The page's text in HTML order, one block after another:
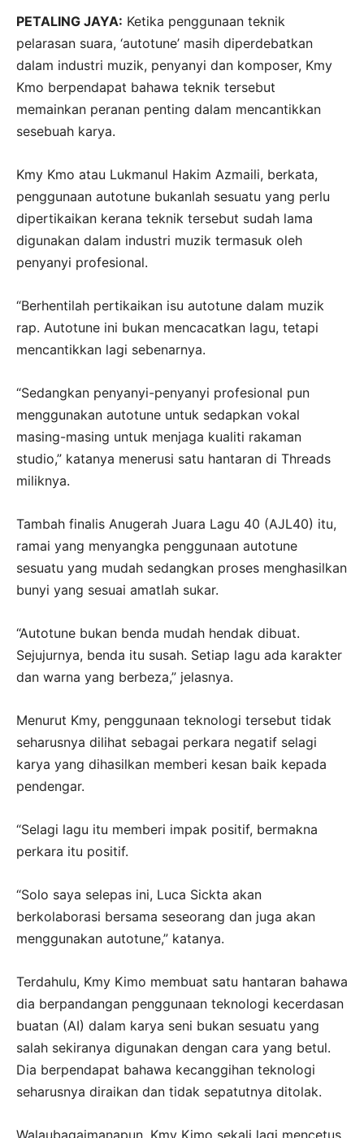
PETALING JAYA: Ketika penggunaan teknik
pelarasan suara, ‘autotune’ masih diperdebatkan
dalam industri muzik, penyanyi dan komposer, Kmy
Kmo berpendapat bahawa teknik tersebut
memainkan peranan penting dalam mencantikkan
sesebuah karya.
Kmy Kmo atau Lukmanul Hakim Azmaili, berkata,
penggunaan autotune bukanlah sesuatu yang perlu
dipertikaikan kerana teknik tersebut sudah lama
digunakan dalam industri muzik termasuk oleh
penyanyi profesional.
“Berhentilah pertikaikan isu autotune dalam muzik
rap. Autotune ini bukan mencacatkan lagu, tetapi
mencantikkan lagi sebenarnya.
“Sedangkan penyanyi-penyanyi profesional pun
menggunakan autotune untuk sedapkan vokal
masing-masing untuk menjaga kualiti rakaman
studio,” katanya menerusi satu hantaran di Threads
miliknya.
Tambah finalis Anugerah Juara Lagu 40 (AJL40) itu,
ramai yang menyangka penggunaan autotune
sesuatu yang mudah sedangkan proses menghasilkan
bunyi yang sesuai amatlah sukar.
“Autotune bukan benda mudah hendak dibuat.
Sejujurnya, benda itu susah. Setiap lagu ada karakter
dan warna yang berbeza,” jelasnya.
Menurut Kmy, penggunaan teknologi tersebut tidak
seharusnya dilihat sebagai perkara negatif selagi
karya yang dihasilkan memberi kesan baik kepada
pendengar.
“Selagi lagu itu memberi impak positif, bermakna
perkara itu positif.
“Solo saya selepas ini, Luca Sickta akan
berkolaborasi bersama seseorang dan juga akan
menggunakan autotune,” katanya.
Terdahulu, Kmy Kimo membuat satu hantaran bahawa
dia berpandangan penggunaan teknologi kecerdasan
buatan (AI) dalam karya seni bukan sesuatu yang
salah sekiranya digunakan dengan cara yang betul.
Dia berpendapat bahawa kecanggihan teknologi
seharusnya diraikan dan tidak sepatutnya ditolak.